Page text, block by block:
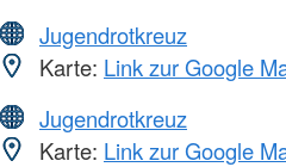
Jugendrotkreuz
Karte: Link zur Google
Jugendrotkreuz
Karte: Link zur Google